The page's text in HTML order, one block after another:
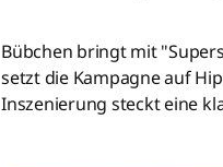
Bübchen bringt mit
setzt die Kampagne auf
Inszenierung steckt eine